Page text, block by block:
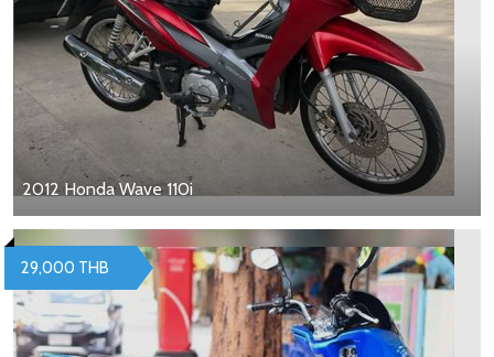
2012 Honda Wave 110i
29,000 THB